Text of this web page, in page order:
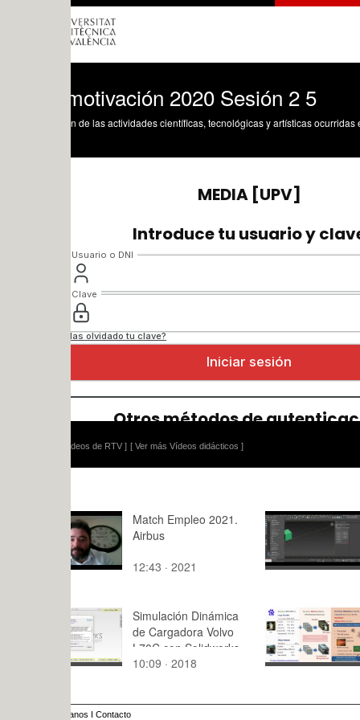
2020 Sesión 2 5
de las actividades científicas, tecnológicas y artísticas ocurridas en los tres
[ Ver más Vídeos didácticos ]
Match Empleo 2021.
Airbus
12:43 · 2021
(Array)
27:59 ·
Simulación Dinámica
de Cargadora Volvo
L70C con Solidworks
Motion v2017 - 01 de
10:09 · 2018
Model
the Real-
Threats
1:05 · 2020